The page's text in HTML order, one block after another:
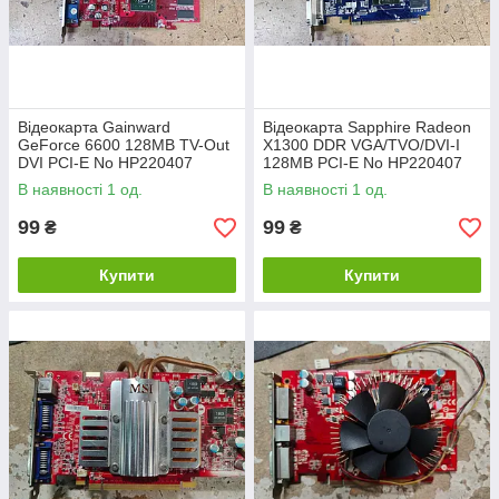
Відеокарта Gainward
GeForce 6600 128MB TV-Out
DVI PCI-E No НР220407
В наявності 1 од.
99 ₴
Купити
Відеокарта Sapphire Radeon
X1300 DDR VGA/TVO/DVI-I
128MB PCI-E No НР220407
В наявності 1 од.
99 ₴
Купити